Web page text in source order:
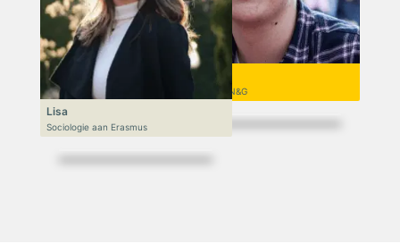
Niek
VWO 6, N&T/N&G
Lisa
Sociologie aan Erasmus